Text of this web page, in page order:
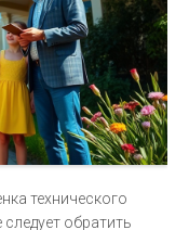
технического
обратить